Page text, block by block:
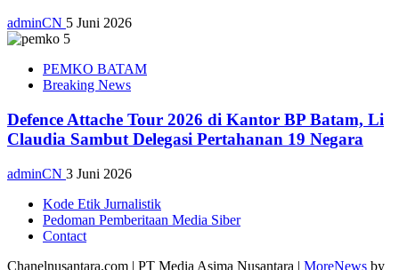
adminCN 5 Juni 2026
PEMKO BATAM
Breaking News
Defence Attache Tour 2026 di Kantor BP Batam, Li
Claudia Sambut Delegasi Pertahanan 19 Negara
adminCN 3 Juni 2026
Kode Etik Jurnalistik
Pedoman Pemberitaan Media Siber
Contact
Chanelnusantara.com | PT Media Asima Nusantara | MoreNews by